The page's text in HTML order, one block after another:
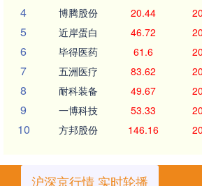
4 博腾股份 20.44
5 近岸蛋白 46.72
6 毕得医药 61.6
7 五洲医疗 83.62
8 耐科装备 49.67
9 一博科技 53.33
10 方邦股份 146.16
沪深京行情 实时轮播